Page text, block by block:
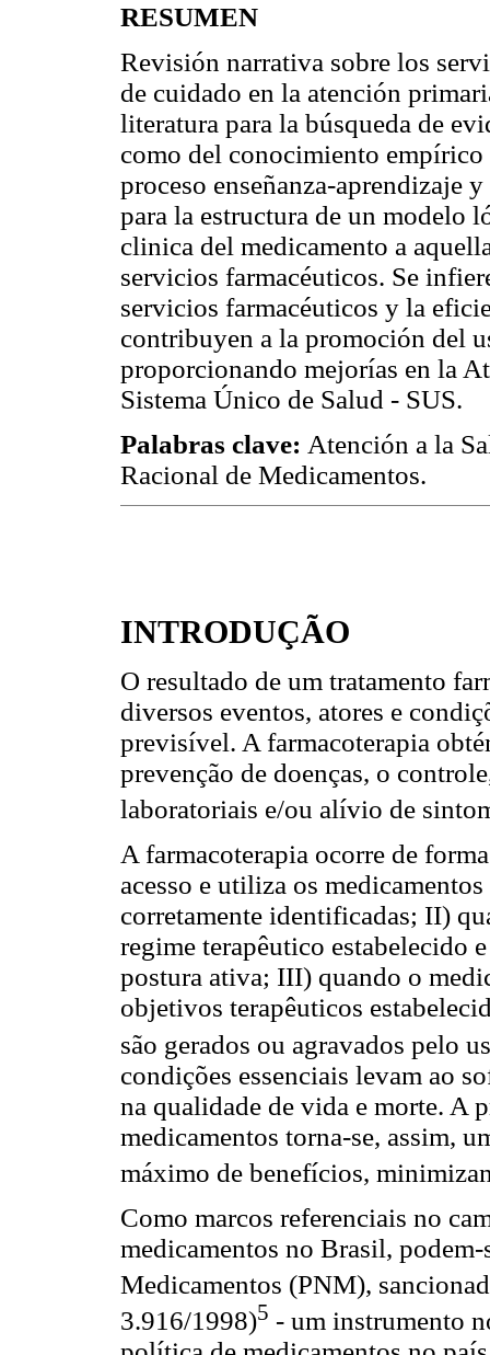
RESUMEN
Revisión narrativa sobre los
de cuidado en la atención
literatura para la búsqueda de
como del conocimiento
proceso enseñanza-aprendizaje
para la estructura de un modelo
clinica del medicamento a
servicios farmacéuticos. Se
servicios farmacéuticos y la
contribuyen a la promoción del
proporcionando mejorías en la
Sistema Único de Salud - SUS.
Palabras clave: Atención a la
Racional de Medicamentos.
INTRODUÇÃO
O resultado de um tratamento
diversos eventos, atores e
previsível. A farmacoterapia
prevenção de doenças, o
laboratoriais e/ou alívio de
A farmacoterapia ocorre de
acesso e utiliza os
corretamente identificadas; II)
regime terapêutico estabelecido
postura ativa; III) quando o
objetivos terapêuticos
são gerados ou agravados pelo
condições essenciais levam ao
na qualidade de vida e morte. A
medicamentos torna-se, assim,
máximo de benefícios,
Como marcos referenciais no
medicamentos no Brasil,
Medicamentos (PNM),
3.916/1998)5 - um instrumento